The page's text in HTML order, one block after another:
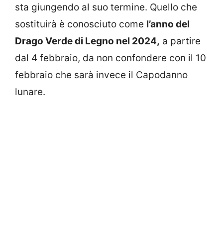
sta giungendo al suo termine. Quello che
sostituirà è conosciuto come l’anno del
Drago Verde di Legno nel 2024, a partire
dal 4 febbraio, da non confondere con il 10
febbraio che sarà invece il Capodanno
lunare.